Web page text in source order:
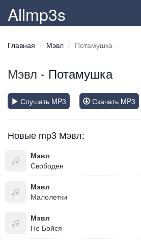
Allmp3s
Главная Мэвл Потамушка
Мэвл - Потамушка
Слушать MP3 Скачать MP3
Новые mp3 Мэвл:
Мэвл
Свободен
Мэвл
Малолетки
Мэвл
Не Бойся